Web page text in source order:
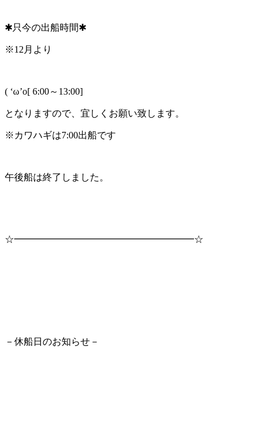
✱只今の出船時間✱
※12月より
( ‘ω’o[ 6:00～13:00]
となりますので、宜しくお願い致します。
※カワハギは7:00出船です
午後船は終了しました。
☆━━━━━━━━━━━━━━━━━━━☆
－休船日のお知らせ－